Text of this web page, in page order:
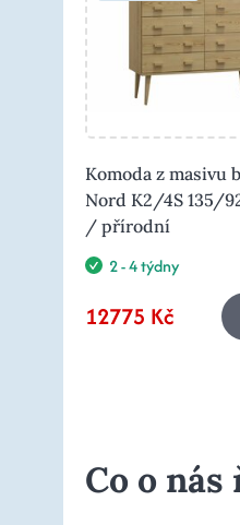
Komoda z masivu
Nord K2/4S 135/
/ přírodní
2 - 4 týdny
12775 Kč
Co o